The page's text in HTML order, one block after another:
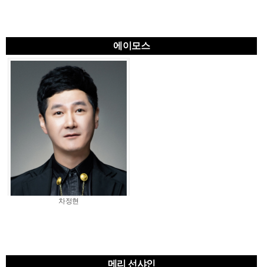
에이모스
차정현
메리 선샤인